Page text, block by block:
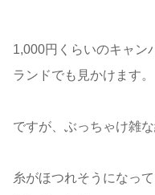
1,000円くらいのキャン
ランドでも見かけます。
ですが、ぶっちゃけ雑
糸がほつれそうになっ